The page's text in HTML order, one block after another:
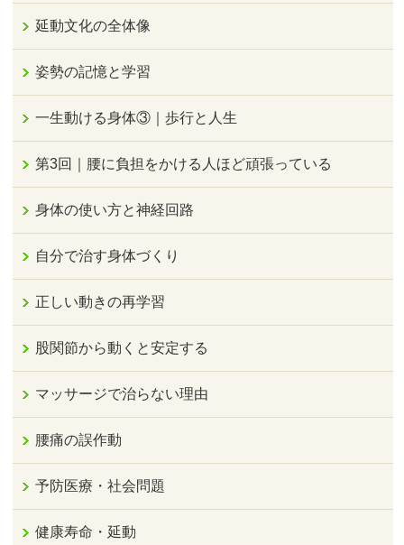
延動文化の全体像
姿勢の記憶と学習
一生動ける身体③｜歩行と人生
第3回｜腰に負担をかける人ほど頑張っている
身体の使い方と神経回路
自分で治す身体づくり
正しい動きの再学習
股関節から動くと安定する
マッサージで治らない理由
腰痛の誤作動
予防医療・社会問題
健康寿命・延動